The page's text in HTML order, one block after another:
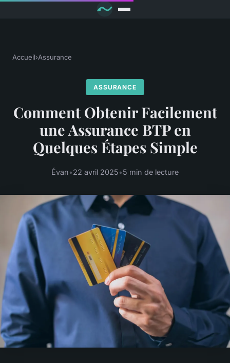
Accueil›Assurance
ASSURANCE
Comment Obtenir Facilement
une Assurance BTP en
Quelques Étapes Simple
Évan•22 avril 2025•5 min de lecture